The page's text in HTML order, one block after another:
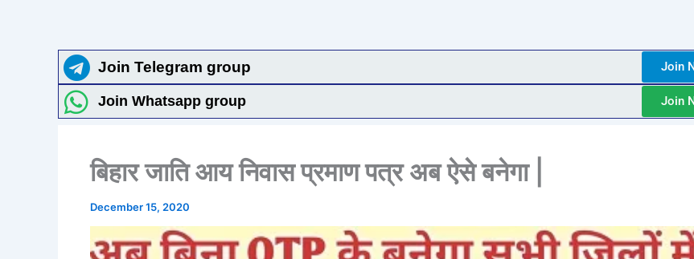
Join Telegram group Join
Join Whatsapp group Join
बिहार जाति आय निवास प्रमाण पत्र अब ऐसे बनेगा |
December 15, 2020